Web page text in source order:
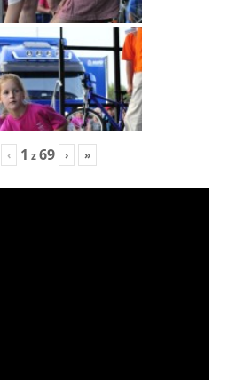
‹ 1 z69 › »